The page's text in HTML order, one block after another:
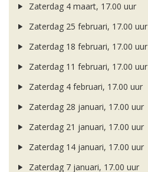
Zaterdag 4 maart, 17.00 uur
Zaterdag 25 februari, 17.00 uur
Zaterdag 18 februari, 17.00 uur
Zaterdag 11 februari, 17.00 uur
Zaterdag 4 februari, 17.00 uur
Zaterdag 28 januari, 17.00 uur
Zaterdag 21 januari, 17.00 uur
Zaterdag 14 januari, 17.00 uur
Zaterdag 7 januari, 17.00 uur